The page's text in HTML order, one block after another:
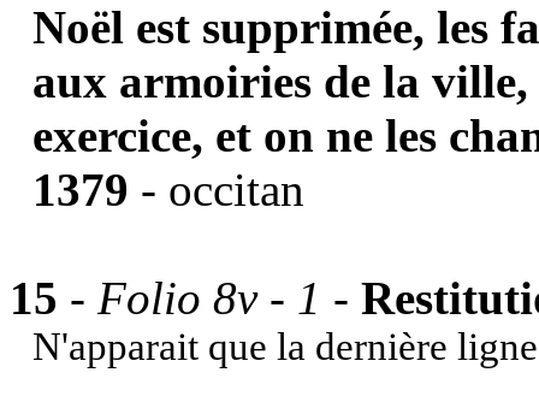
Noël est supprimée, les
aux armoiries de la ville,
exercice, et on ne les
1379 - occitan
15 - Folio 8v - 1 -
N'apparait que la dernière